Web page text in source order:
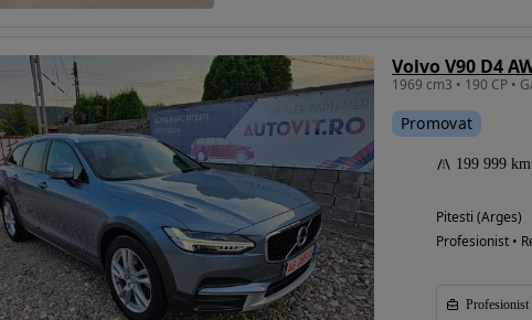
Volvo V90 D4
Promovat
199 999 km
Pitesti (Arges)
Profesionist •
Profesionist